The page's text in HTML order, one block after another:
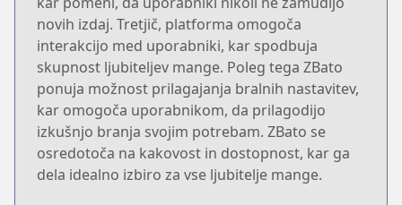
novih izdaj. Tretjič, platforma omogoča
interakcijo med uporabniki, kar spodbuja
skupnost ljubiteljev mange. Poleg tega ZBato
ponuja možnost prilagajanja bralnih nastavitev,
kar omogoča uporabnikom, da prilagodijo
izkušnjo branja svojim potrebam. ZBato se
osredotoča na kakovost in dostopnost, kar ga
dela idealno izbiro za vse ljubitelje mange.